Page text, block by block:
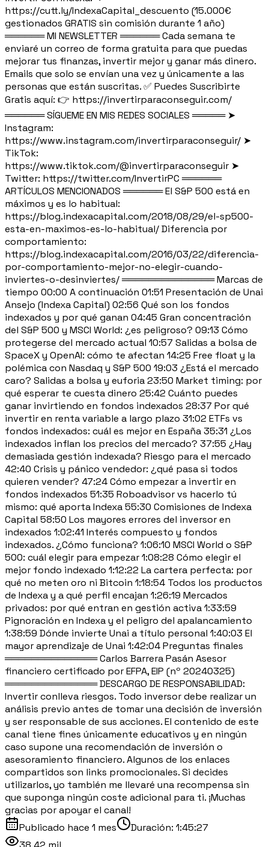
https://cutt.ly/IndexaCapital_descuento (15.000€
gestionados GRATIS sin comisión durante 1 año)
══════ MI NEWSLETTER ══════ Cada semana te
enviaré un correo de forma gratuita para que puedas
mejorar tus finanzas, invertir mejor y ganar más dinero.
Emails que solo se envían una vez y únicamente a las
personas que están suscritas. ✅ Puedes Suscribirte
Gratis aquí: 👉 https://invertirparaconseguir.com/
══════ SÍGUEME EN MIS REDES SOCIALES ═════ ➤
Instagram:
https://www.instagram.com/invertirparaconseguir/ ➤
TikTok:
https://www.tiktok.com/@invertirparaconseguir ➤
Twitter: https://twitter.com/InvertirPC ══════
ARTÍCULOS MENCIONADOS ══════ El S&P 500 está en
máximos y es lo habitual:
https://blog.indexacapital.com/2018/08/29/el-sp500-
esta-en-maximos-es-lo-habitual/ Diferencia por
comportamiento:
https://blog.indexacapital.com/2016/03/22/diferencia-
por-comportamiento-mejor-no-elegir-cuando-
inviertes-o-desinviertes/ ══════════════ Marcas de
tiempo 00:00 A continuación 01:51 Presentación de Unai
Ansejo (Indexa Capital) 02:56 Qué son los fondos
indexados y por qué ganan 04:45 Gran concentración
del S&P 500 y MSCI World: ¿es peligroso? 09:13 Cómo
protegerse del mercado actual 10:57 Salidas a bolsa de
SpaceX y OpenAI: cómo te afectan 14:25 Free float y la
polémica con Nasdaq y S&P 500 19:03 ¿Está el mercado
caro? Salidas a bolsa y euforia 23:50 Market timing: por
qué esperar te cuesta dinero 25:42 Cuánto puedes
ganar invirtiendo en fondos indexados 28:37 Por qué
invertir en renta variable a largo plazo 31:02 ETFs vs
fondos indexados: cuál es mejor en España 35:31 ¿Los
indexados inflan los precios del mercado? 37:55 ¿Hay
demasiada gestión indexada? Riesgo para el mercado
42:40 Crisis y pánico vendedor: ¿qué pasa si todos
quieren vender? 47:24 Cómo empezar a invertir en
fondos indexados 51:35 Roboadvisor vs hacerlo tú
mismo: qué aporta Indexa 55:30 Comisiones de Indexa
Capital 58:50 Los mayores errores del inversor en
indexados 1:02:41 Interés compuesto y fondos
indexados. ¿Cómo funciona? 1:06:10 MSCI World o S&P
500: cuál elegir para empezar 1:08:28 Cómo elegir el
mejor fondo indexado 1:12:22 La cartera perfecta: por
qué no meten oro ni Bitcoin 1:18:54 Todos los productos
de Indexa y a qué perfil encajan 1:26:19 Mercados
privados: por qué entran en gestión activa 1:33:59
Pignoración en Indexa y el peligro del apalancamiento
1:38:59 Dónde invierte Unai a título personal 1:40:03 El
mayor aprendizaje de Unai 1:42:04 Preguntas finales
══════════════ Carlos Barrera Pasán Asesor
financiero certificado por EFPA, EIP (nº 20240325)
══════════════ DESCARGO DE RESPONSABILIDAD:
Invertir conlleva riesgos. Todo inversor debe realizar un
análisis previo antes de tomar una decisión de inversión
y ser responsable de sus acciones. El contenido de este
canal tiene fines únicamente educativos y en ningún
caso supone una recomendación de inversión o
asesoramiento financiero. Algunos de los enlaces
compartidos son links promocionales. Si decides
utilizarlos, yo también me llevaré una recompensa sin
que suponga ningún coste adicional para ti. ¡Muchas
gracias por apoyar el canal!
Publicado hace 1 mes Duración: 1:45:27